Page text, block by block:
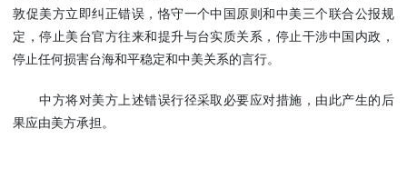
敦促美方立即纠正错误，恪守一个中国原则和中美三个联合公报规
定，停止美台官方往来和提升与台实质关系，停止干涉中国内政，
停止任何损害台海和平稳定和中美关系的言行。
中方将对美方上述错误行径采取必要应对措施，由此产生的后
果应由美方承担。